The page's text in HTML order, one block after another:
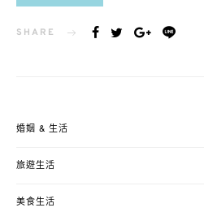
SHARE
婚姻 & 生活
旅遊生活
美食生活